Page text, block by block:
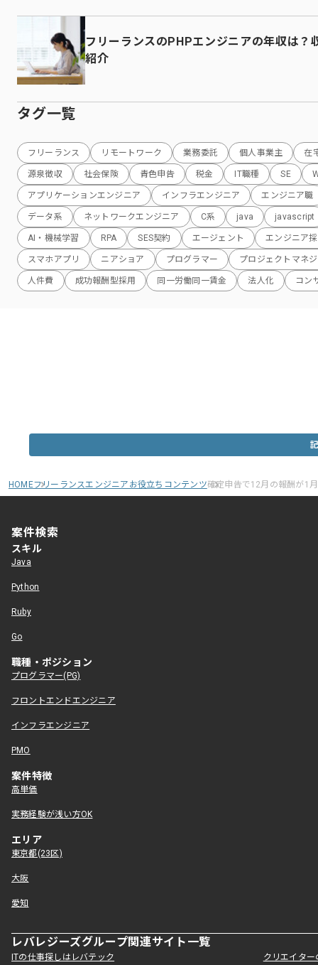
フリーランスのPHPエンジニアの年収は？
紹介
タグ一覧
フリーランス リモートワーク 業務委託 個人事業主 在
源泉徴収 社会保険 青色申告 税金 IT職種 SE
アプリケーションエンジニア インフラエンジニア エンジニア職
データ系 ネットワークエンジニア C系 java javascript
AI・機械学習 RPA SES契約 エージェント エンジニア
スマホアプリ ニアショア プログラマー プロジェクトマネ
人件費 成功報酬型採用 同一労働同一賃金 法人化 コン
HOMEフリーランスエンジニアお役立ちコンテンツ確定申告で12月の報酬が1
案件検索
スキル
Java
Python
Ruby
Go
職種・ポジション
プログラマー(PG)
フロントエンドエンジニア
インフラエンジニア
PMO
案件特徴
高単価
実務経験が浅い方OK
エリア
東京都(23区)
大阪
愛知
レバレジーズグループ関連サイト一覧
ITの仕事探しはレバテック クリエイタ